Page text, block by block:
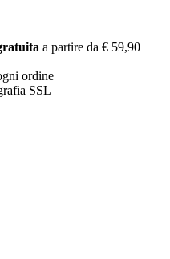
a partire da € 59,90
ordine
SSL